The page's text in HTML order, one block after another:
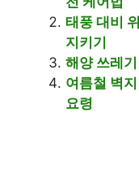
태풍 대비
지키기
해양 쓰레
여름철 벽
요령